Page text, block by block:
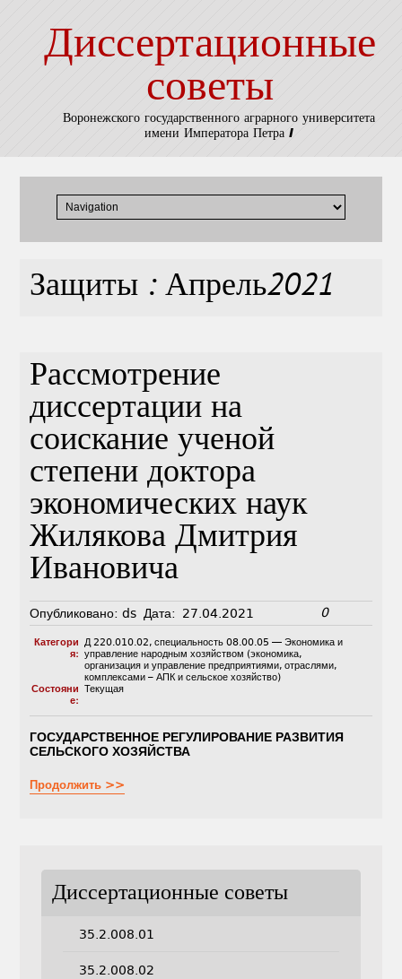
Диссертационные
советы
Воронежского государственного аграрного университета
имени Императора Петра I
Защиты : Апрель2021
Рассмотрение
диссертации на
соискание ученой
степени доктора
экономических наук
Жилякова Дмитрия
Ивановича
Опубликовано: ds Дата: 27.04.2021 0
Категори
я:
Д 220.010.02, специальность 08.00.05 — Экономика и
управление народным хозяйством (экономика,
организация и управление предприятиями, отраслями,
комплексами – АПК и сельское хозяйство)
Состояни
е:
Текущая
ГОСУДАРСТВЕННОЕ РЕГУЛИРОВАНИЕ РАЗВИТИЯ
СЕЛЬСКОГО ХОЗЯЙСТВА
Продолжить >>
Диссертационные советы
35.2.008.01
35.2.008.02